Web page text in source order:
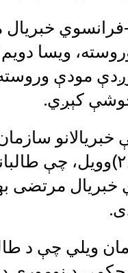
فرانسوي
ویسا
مودې وروسته
کېږي.
خبریالانو
۱۸ (تلې۲۶)وویل، چې
خبریال مرتضی
ویلي چې د